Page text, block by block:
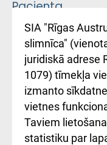
Pacienta
atsauksmju/
iesniegšanas
kārtība
Kā pie mums
Rēķinu
ceļvedis
SIA "Rīgas
slimnīca"
juridiskā adrese
1079) tīmekļa
izmanto
vietnes
Taviem
statistiku par